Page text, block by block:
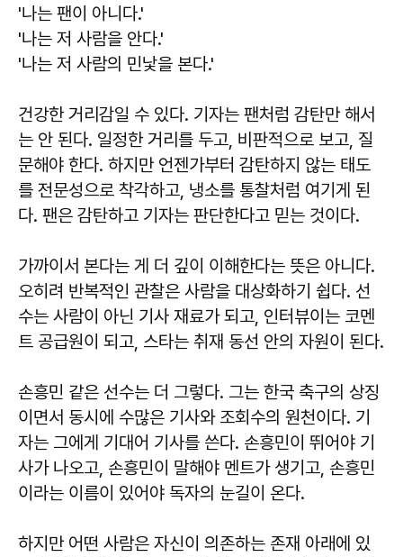
'나는 팬이 아니다.'
'나는 저 사람을 안다.'
'나는 저 사람의 민낯을 본다.'
건강한 거리감일 수 있다. 기자는 팬처럼 감탄만 해서
는 안 된다. 일정한 거리를 두고, 비판적으로 보고, 질
문해야 한다. 하지만 언젠가부터 감탄하지 않는 태도
를 전문성으로 착각하고, 냉소를 통찰처럼 여기게 된
다. 팬은 감탄하고 기자는 판단한다고 믿는 것이다.
가까이서 본다는 게 더 깊이 이해한다는 뜻은 아니다.
오히려 반복적인 관찰은 사람을 대상화하기 쉽다. 선
수는 사람이 아닌 기사 재료가 되고, 인터뷰이는 코멘
트 공급원이 되고, 스타는 취재 동선 안의 자원이 된다.
손흥민 같은 선수는 더 그렇다. 그는 한국 축구의 상징
이면서 동시에 수많은 기사와 조회수의 원천이다. 기
자는 그에게 기대어 기사를 쓴다. 손흥민이 뛰어야 기
사가 나오고, 손흥민이 말해야 멘트가 생기고, 손흥민
이라는 이름이 있어야 독자의 눈길이 온다.
하지만 어떤 사람은 자신이 의존하는 존재 아래에 있